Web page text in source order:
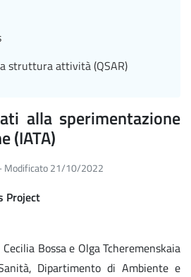
alla sperimentazione
(IATA)
Modificato 21/10/2022
Project
Bossa e Olga Tcheremenskaia
Dipartimento di Ambiente e
struttura attività (QSAR)